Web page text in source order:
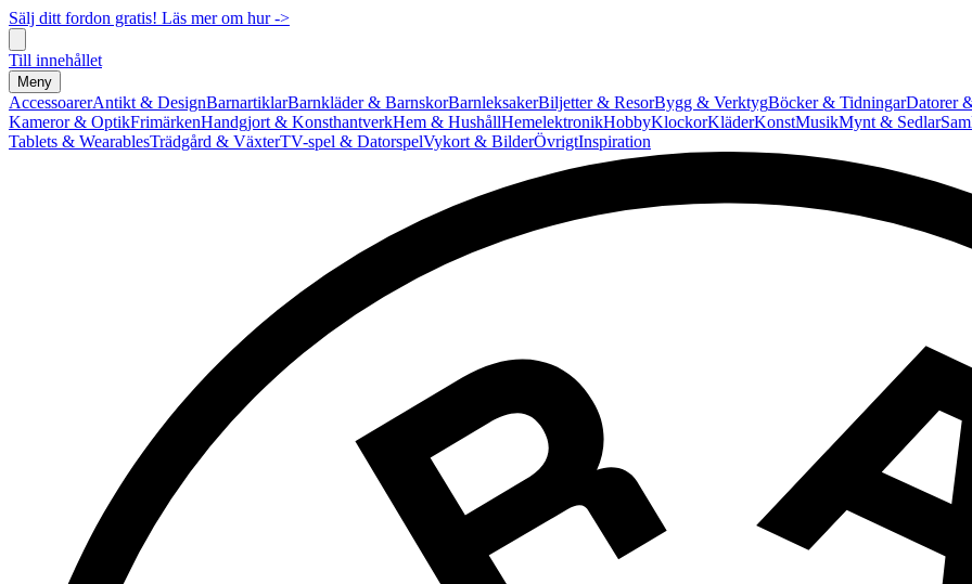
Sälj ditt fordon gratis! Läs mer om hur ->
Till innehållet
Meny
AccessoarerAntikt & DesignBarnartiklarBarnkläder & BarnskorBarnleksakerBiljetter & ResorBygg & VerktygBöcker & TidningarDatorer
Kameror & OptikFrimärkenHandgjort & KonsthantverkHem & HushållHemelektronikHobbyKlockorKläderKonstMusikMynt & Sedlar
Tablets & WearablesTrädgård & VäxterTV-spel & DatorspelVykort & BilderÖvrigtInspiration